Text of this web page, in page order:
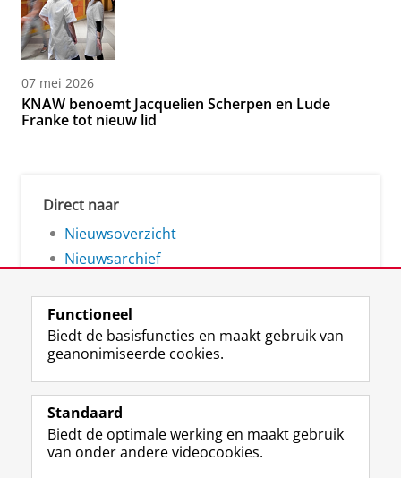
07 mei 2026
KNAW benoemt Jacquelien Scherpen en Lude
Franke tot nieuw lid
Direct naar
Nieuwsoverzicht
Nieuwsarchief
Volg de RUG
F
a
e
b
L
i
k
e
R
S
-
f
I
n
t
Y
o
T
Studiekiezers
Functioneel
Biedt de basisfuncties en maakt gebruik van
geanonimiseerde cookies.
Standaard
Biedt de optimale werking en maakt gebruik
van onder andere videocookies.